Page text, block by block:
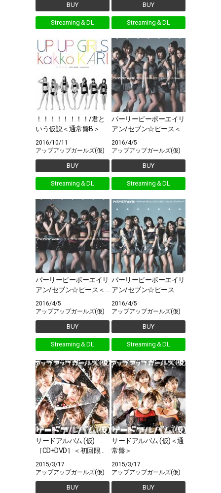
BUY
Streaming＆DL
BUY
Streaming＆DL
！！！！！！！！/君と
いう仮説＜通常盤B＞
2016/10/11
アップアップガールズ(仮)
BUY
Streaming＆DL
パーリーピーポーエイリ
アン/セブン☆ピース＜
初回限定盤A＞
2016/4/5
アップアップガールズ(仮)
BUY
Streaming＆DL
パーリーピーポーエイリ
アン/セブン☆ピース＜
初回限定盤B＞
2016/4/5
アップアップガールズ(仮)
BUY
Streaming＆DL
パーリーピーポーエイリ
アン/セブン☆ピース
2016/4/5
アップアップガールズ(仮)
BUY
Streaming＆DL
サードアルバム (仮)
［CD+DVD］＜初回限定
盤＞
2015/3/17
アップアップガールズ(仮)
BUY
サードアルバム (仮)＜通
常盤＞
2015/3/17
アップアップガールズ(仮)
BUY